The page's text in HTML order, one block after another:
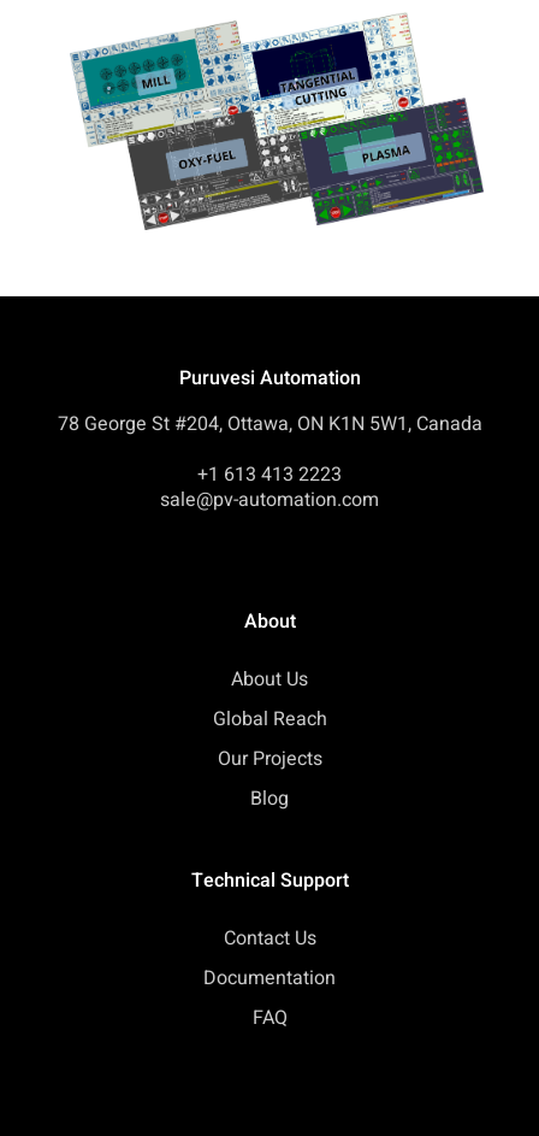
Puruvesi Automation
78 George St #204, Ottawa, ON K1N 5W1, Canada
+1 613 413 2223
sale@pv-automation.com
About
About Us
Global Reach
Our Projects
Blog
Technical Support
Contact Us
Documentation
FAQ